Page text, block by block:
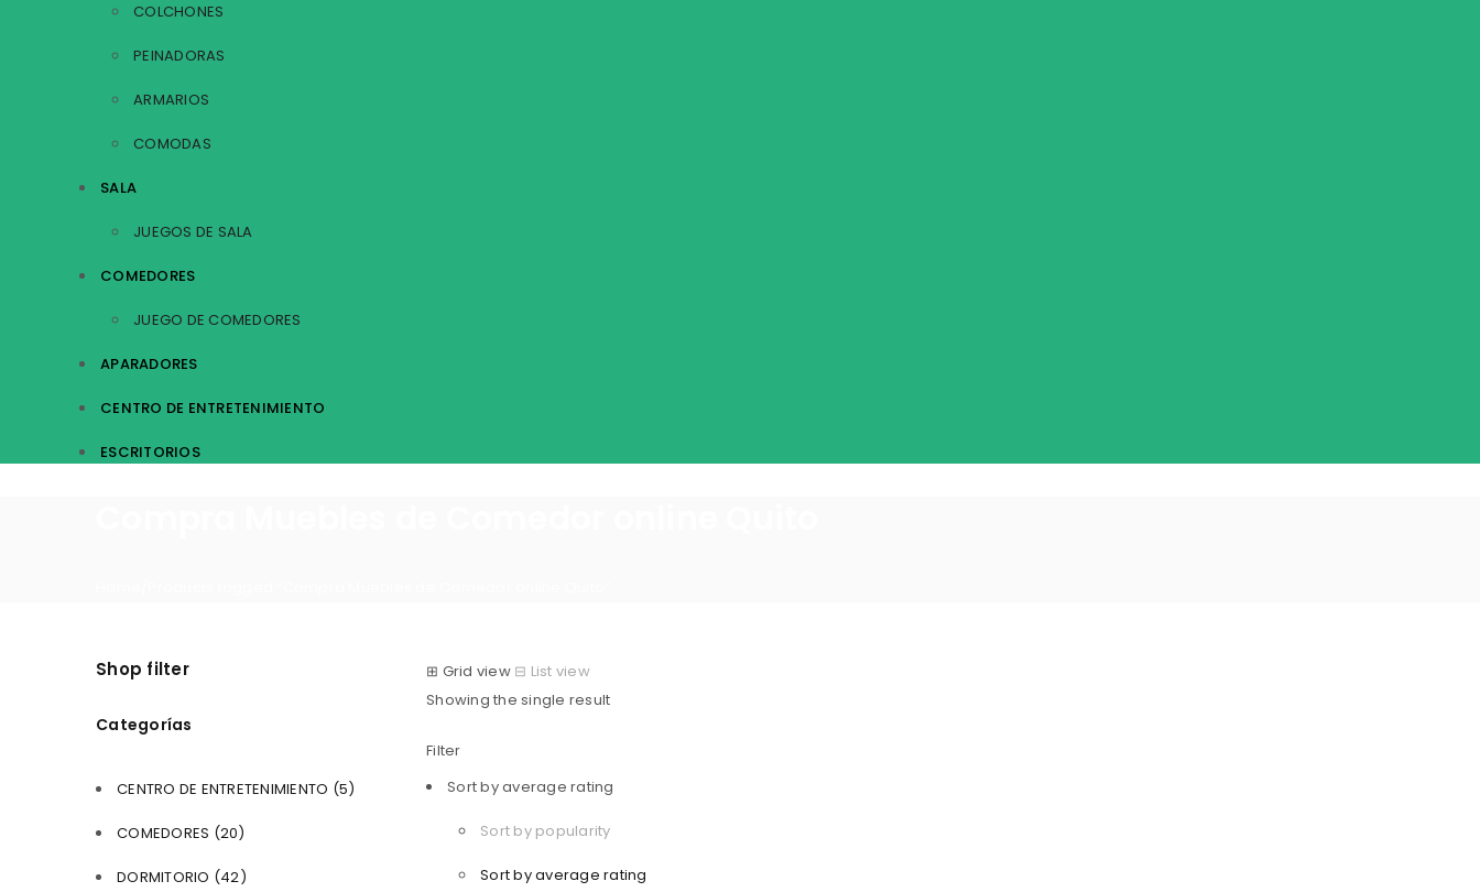
COLCHONES
PEINADORAS
ARMARIOS
COMODAS
SALA
JUEGOS DE SALA
COMEDORES
JUEGO DE COMEDORES
APARADORES
CENTRO DE ENTRETENIMIENTO
ESCRITORIOS
Shop filter
Categorías
CENTRO DE ENTRETENIMIENTO (5)
COMEDORES (20)
DORMITORIO (42)
⊞ Grid view ⊟ List view
Showing the single result
Filter
Sort by average rating
Sort by popularity
Sort by average rating